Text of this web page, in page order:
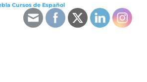
Cursos de Español